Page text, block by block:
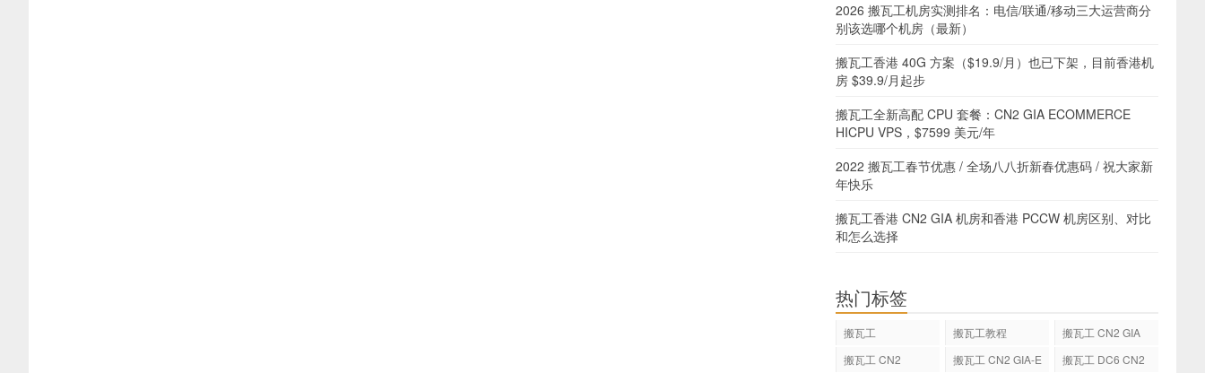
2026 搬瓦工机房实测排名：电信/联通/移动三大运营商分
别该选哪个机房（最新）
搬瓦工香港 40G 方案（$19.9/月）也已下架，目前香港机
房 $39.9/月起步
搬瓦工全新高配 CPU 套餐：CN2 GIA ECOMMERCE
HICPU VPS，$7599 美元/年
2022 搬瓦工春节优惠 / 全场八八折新春优惠码 / 祝大家新
年快乐
搬瓦工香港 CN2 GIA 机房和香港 PCCW 机房区别、对比
和怎么选择
热门标签
搬瓦工 搬瓦工教程
搬瓦工 CN2 GIA
搬瓦工 CN2
搬瓦工 CN2 GIA-E
搬瓦工 DC6 CN2